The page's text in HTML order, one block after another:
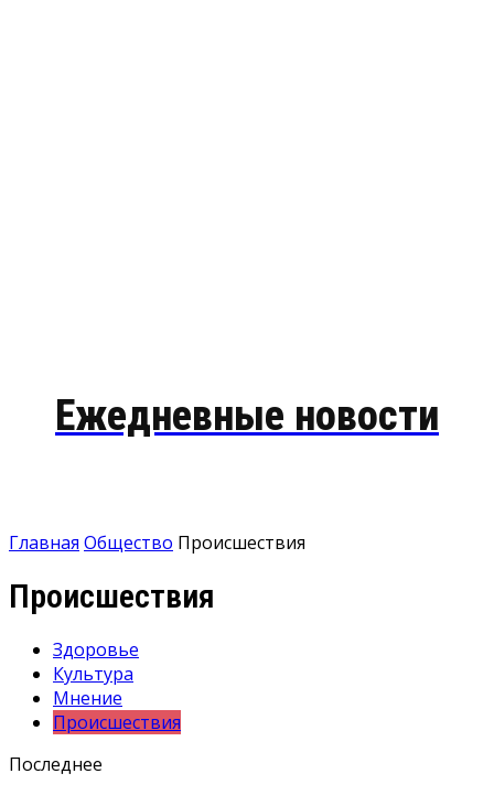
Ежедневные новости
Главная Общество Происшествия
Происшествия
Здоровье
Культура
Мнение
Происшествия
Последнее